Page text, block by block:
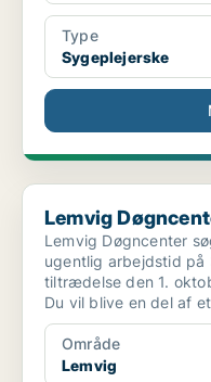
Type
Sygeplejerske
Lemvig Døgncenter
Lemvig
Lemvig Døgncenter
ugentlig arbejdstid på
tiltrædelse den 1.
Du vil blive en del af
Område
Lemvig